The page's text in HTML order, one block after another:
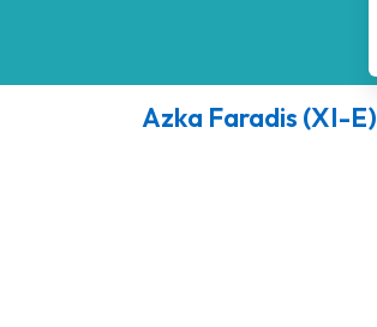
Azka Faradis (XI-E)